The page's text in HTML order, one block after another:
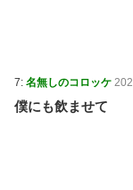
7: 名無しのコロッケ
僕にも飲ませて